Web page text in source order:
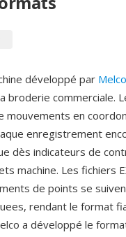
développé par Melco
broderie commerciale.
mouvements en
enregistrement
dès indicateurs de
machine. Les fichiers
de points se
rendant le format
a développé le